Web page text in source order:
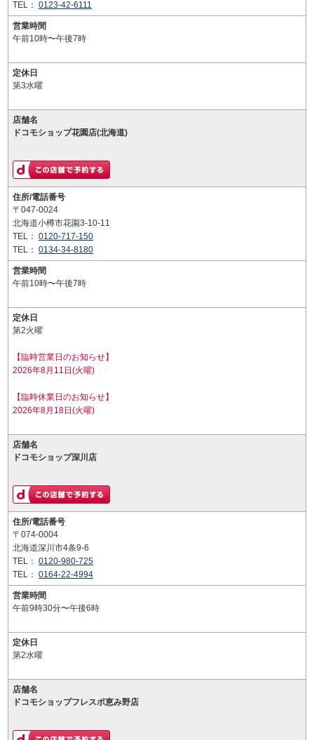
TEL： 0123-42-6111
営業時間
午前10時〜午後7時
定休日
第3水曜
店舗名
ドコモショップ花園店(北海道)
住所/電話番号
〒047-0024
北海道小樽市花園3-10-11
TEL： 0120-717-150
TEL： 0134-34-8180
営業時間
午前10時〜午後7時
定休日
第2火曜
【臨時営業日のお知らせ】
2026年8月11日(火曜)
【臨時休業日のお知らせ】
2026年8月18日(火曜)
店舗名
ドコモショップ深川店
住所/電話番号
〒074-0004
北海道深川市4条9-6
TEL： 0120-980-725
TEL： 0164-22-4994
営業時間
午前9時30分〜午後6時
定休日
第2水曜
店舗名
ドコモショップフレスポ恵み野店